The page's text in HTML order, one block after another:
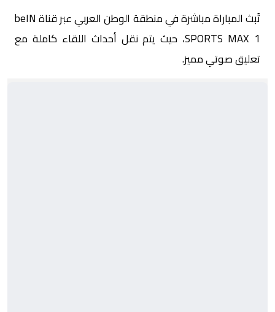
تُبث المباراة مباشرة في منطقة الوطن العربي عبر قناة beIN
SPORTS MAX 1، حيث يتم نقل أحداث اللقاء كاملة مع
تعليق صوتي مميز.